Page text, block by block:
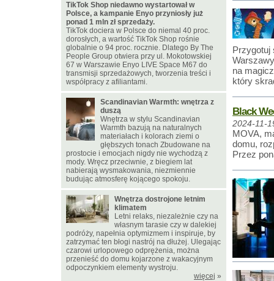
Przygotuj
na
który
Black
2024-11-
MOVA,
domu,
Przez
TikTok Shop niedawno wystartował w
Polsce, a kampanie Enyo przyniosły już
ponad 1 mln zł sprzedaży.
TikTok dociera w Polsce do niemal 40 proc.
dorosłych, a wartość TikTok Shop rośnie
globalnie o 94 proc. rocznie. Dlatego By The
People Group otwiera przy ul. Mokotowskiej
67 w Warszawie Enyo LIVE Space M67 do
transmisji sprzedażowych, tworzenia treści i
współpracy z afiliantami.
Scandinavian Warmth: wnętrza z
duszą
Wnętrza w stylu Scandinavian
Warmth bazują na naturalnych
materiałach i kolorach ziemi o
głębszych tonach Zbudowane na
prostocie i emocjach nigdy nie wychodzą z
mody. Wręcz przeciwnie, z biegiem lat
nabierają wysmakowania, niezmiennie
budując atmosferę kojącego spokoju.
Wnętrza dostrojone letnim
klimatem
Letni relaks, niezależnie czy na
własnym tarasie czy w dalekiej
podróży, napełnia optymizmem i inspiruje, by
zatrzymać ten błogi nastrój na dłużej. Ulegając
czarowi urlopowego odprężenia, można
przenieść do domu kojarzone z wakacyjnym
odpoczynkiem elementy wystroju.
więcej »